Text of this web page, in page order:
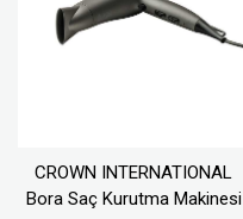
CROWN INTERNATIONAL
Bora Saç Kurutma Makinesi